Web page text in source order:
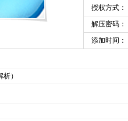
授权方式：
解压密码：
添加时间：
）